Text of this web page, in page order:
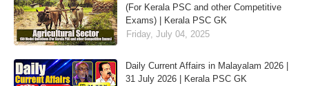
(For Kerala PSC and other Competitive
Exams) | Kerala PSC GK
Friday, July 04, 2025
Daily Current Affairs in Malayalam 2026 |
31 July 2026 | Kerala PSC GK